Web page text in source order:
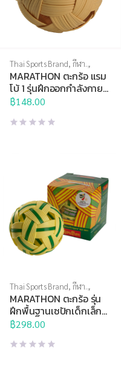
Thai Sports Brand, กีฬา
ประเภททีม ,ตะกร้อ,บอลอื่นๆ
MARATHON ตะกร้อ แรม
โบ้ 1 รุ่นฝึกออกกำลังกาย
ทั่วไป เซปักเด็กเล็ก
฿148.00
Thai Sports Brand, กีฬา
ประเภททีม ,ตะกร้อ,บอลอื่นๆ
MARATHON ตะกร้อ รุ่น
ฝึกพื้นฐานเซปักเด็กเล็ก
MT101
฿298.00